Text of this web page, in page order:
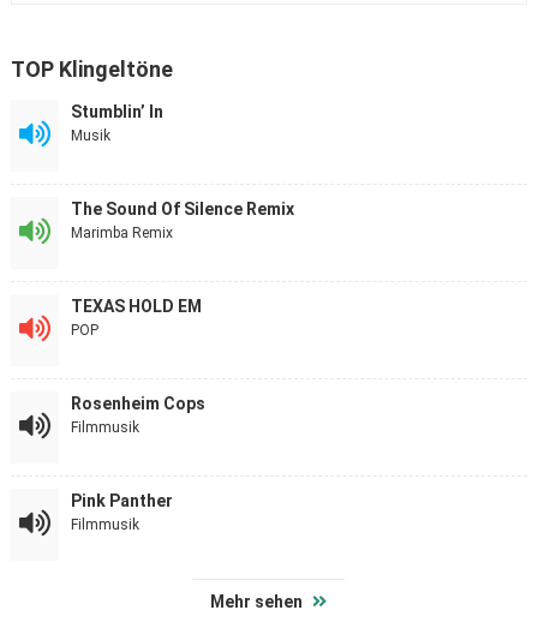
TOP Klingeltöne
Stumblin’ In
Musik
The Sound Of Silence Remix
Marimba Remix
TEXAS HOLD EM
POP
Rosenheim Cops
Filmmusik
Pink Panther
Filmmusik
Mehr sehen